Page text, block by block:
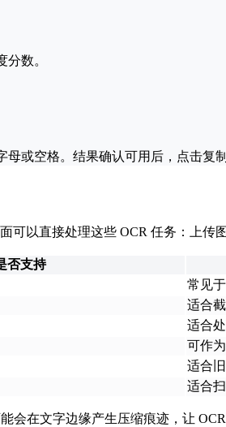
数。
或空格。结果确认可用后，点击复
以直接处理这些 OCR 任务：上传
否支持
常见
适合
适合
可作
适合
适合
会在文字边缘产生压缩痕迹，让 OCR